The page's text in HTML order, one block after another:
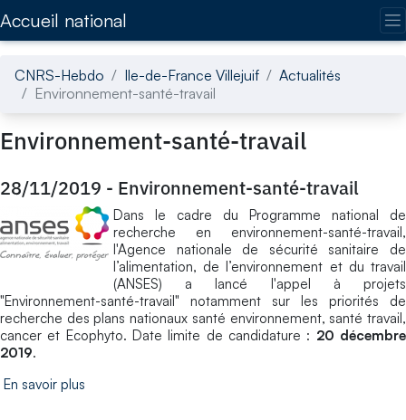
Accueil national
CNRS-Hebdo Ile-de-France Villejuif
Actualités
Environnement-santé-travail
Environnement-santé-travail
28/11/2019 - Environnement-santé-travail
Dans le cadre du Programme national de
recherche en environnement-santé-travail,
l'Agence nationale de sécurité sanitaire de
l’alimentation, de l’environnement et du travail
(ANSES) a lancé l'appel à projets
"Environnement-santé-travail" notamment sur les priorités de
recherche des plans nationaux santé environnement, santé travail,
cancer et Ecophyto. Date limite de candidature : 20 décembre
2019.
En savoir plus